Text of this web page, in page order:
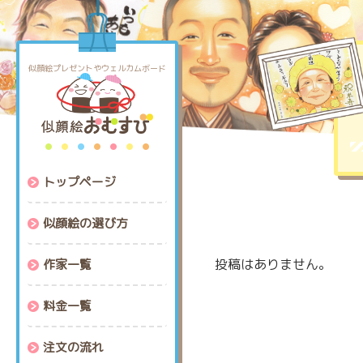
コ
ン
テ
ン
ツ
へ
ナ
ビ
ゲ
ー
シ
ョ
似顔絵プレゼントやウェルカムボード
トップページ
似顔絵の選び方
作家一覧
料金一覧
注文の流れ
投稿はありません。